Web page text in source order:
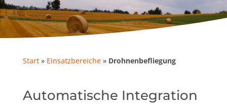
Start» Einsatzbereiche» Drohnenbefliegung
Automatische Integration